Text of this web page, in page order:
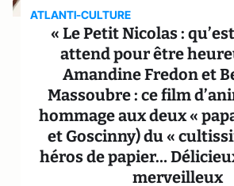
ATLANTI-CULTURE
« Le Petit Nicolas :
attend pour être
Amandine Fredon et
Massoubre : ce film
hommage aux deux «
et Goscinny) du «
héros de papier…
merveilleux